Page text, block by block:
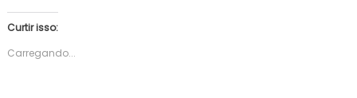
Curtir isso:
Carregando...